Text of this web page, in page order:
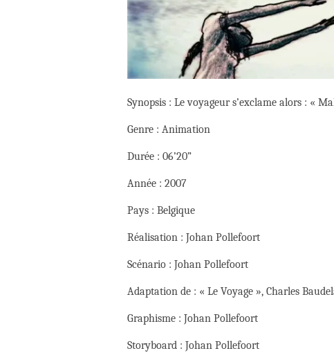
Synopsis : Le voyageur s’exclame alors : «
Genre : Animation
Durée : 06’20”
Année : 2007
Pays : Belgique
Réalisation : Johan Pollefoort
Scénario : Johan Pollefoort
Adaptation de : « Le Voyage », Charles
Graphisme : Johan Pollefoort
Storyboard : Johan Pollefoort